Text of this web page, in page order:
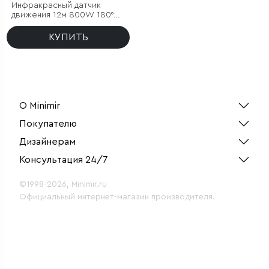
Инфракрасный датчик
движения 12м 800W 180°
IP44 белый
КУПИТЬ
О Minimir
Покупателю
Дизайнерам
Консультация 24/7
©1998-2026, Minimir.ru
Официальный интернет-магазин производителя.